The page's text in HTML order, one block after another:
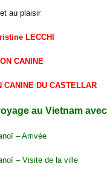
au plaisir
LECCHI
CANINE
CANINE DU CASTELLAR
au Vietnam
– Arrivée
– Visite de la ville